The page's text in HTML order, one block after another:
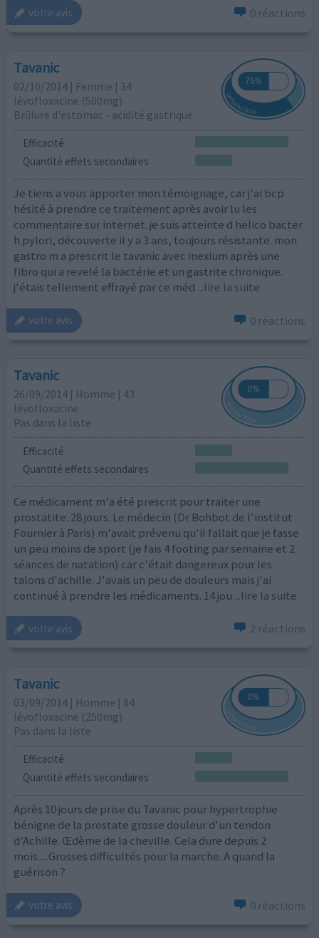
votre avis 0 réactions
Tavanic
02/10/2014 | Femme | 34
lévofloxacine (500mg)
Brûlure d'estomac - acidité gastrique
Efficacité
Quantité effets secondaires
Je tiens a vous apporter mon témoignage, car j'ai bcp
hésité à prendre ce traitement après avoir lu les
commentaire sur internet. je suis atteinte d helico bacter
h pylori, découverte il y a 3 ans, toujours résistante. mon
gastro m a prescrit le tavanic avec inexium après une
fibro qui a revelé la bactérie et un gastrite chronique.
j'étais tellement effrayé par ce méd ...lire la suite
votre avis 0 réactions
Tavanic
26/09/2014 | Homme | 43
lévofloxacine
Pas dans la liste
Efficacité
Quantité effets secondaires
Ce médicament m'a été prescrit pour traiter une
prostatite. 28 jours. Le médecin (Dr Bohbot de l'institut
Fournier à Paris) m'avait prévenu qu'il fallait que je fasse
un peu moins de sport (je fais 4 footing par semaine et 2
séances de natation) car c'était dangereux pour les
talons d'achille. J'avais un peu de douleurs mais j'ai
continué à prendre les médicaments. 14 jou ...lire la suite
votre avis 2 réactions
Tavanic
03/09/2014 | Homme | 84
lévofloxacine (250mg)
Pas dans la liste
Efficacité
Quantité effets secondaires
Après 10 jours de prise du Tavanic pour hypertrophie
bénigne de la prostate grosse douleur d'un tendon
d’Achille. Œdème de la cheville. Cela dure depuis 2
mois.....Grosses difficultés pour la marche. A quand la
guérison ?
votre avis 0 réactions